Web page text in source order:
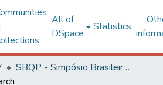
All of
DSpace
Statistics
SBQP - Simpósio Brasileiro de Qualidade do Projeto no Ambiente Construído